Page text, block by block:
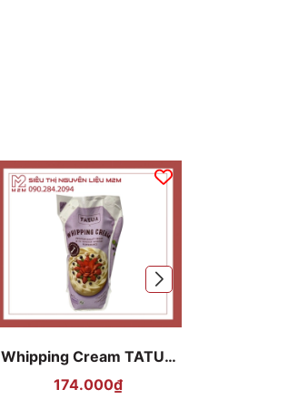
Whipping Cream TATUA
36% 1L
174.000₫